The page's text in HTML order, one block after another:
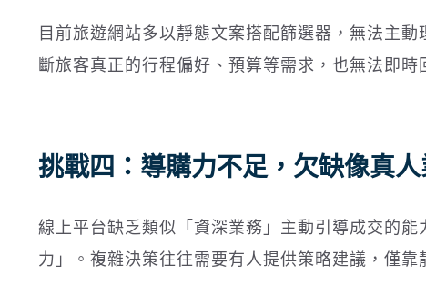
目前旅遊網站多以靜態文案搭配篩選器，無法主
斷旅客真正的行程偏好、預算等需求，也無法即
挑戰四：導購力不足，欠缺像真
線上平台缺乏類似「資深業務」主動引導成交的
力」。複雜決策往往需要有人提供策略建議，僅靠